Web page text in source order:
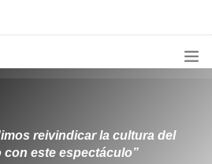
reivindicar la cultura del
con este espectáculo”